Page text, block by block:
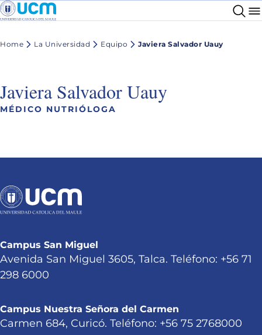
Home La Universidad Equipo Javiera Salvador Uauy
Javiera Salvador Uauy
MÉDICO NUTRIÓLOGA
Campus San Miguel
Avenida San Miguel 3605, Talca. Teléfono: +56 71
298 6000
Campus Nuestra Señora del Carmen
Carmen 684, Curicó. Teléfono: +56 75 2768000